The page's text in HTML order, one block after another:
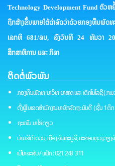
Technology Development Fund ຕົວ
ຖືກສ້າງຂຶ້ນພາຍໃຕ້ດໍາລັດວ່າດ້ວຍກອງທຶນພັ
ເລກທີ 681/ລບ, ລົງວັນທີ 24 ທັນວາ
ສຶກສາທິການ ແລະ ກິລາ
ຕິດຕໍ່ພົວພັນ
ກອງທຶນພັດທະນາວິທະຍາສາດ ແລະ ເຕັກໂນໂລຊີ ( ກ
ຕັ້ງຢູ່ໃນເຂດສຳນັກງານນາຍົກລັດຖະມົນຕີ ( ຊັ້ນ 1 ຕຶກ
ຖະໜົນ ນາໄຮ່ດຽວ
ບ້ານ ສີດຳດວນ, ເມືອງ ຈັນທະບູລີ, ນະຄອນຫຼວງວຽງ
ເບີໂທລະສັບ / ແຟັກ : 021 243 311